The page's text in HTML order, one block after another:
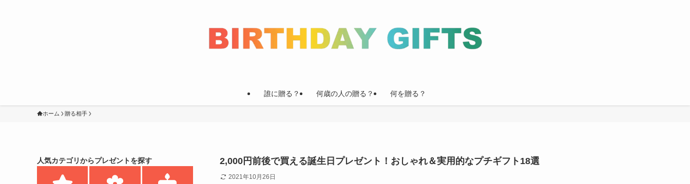
誰に贈る？ 何歳の人の贈る？ 何を贈る？
ホーム 贈る相手
2,000円前後で買える誕生日プレゼント！おしゃれ＆実用的なプチギフト18選
2021年10月26日
人気カテゴリからプレゼントを探す